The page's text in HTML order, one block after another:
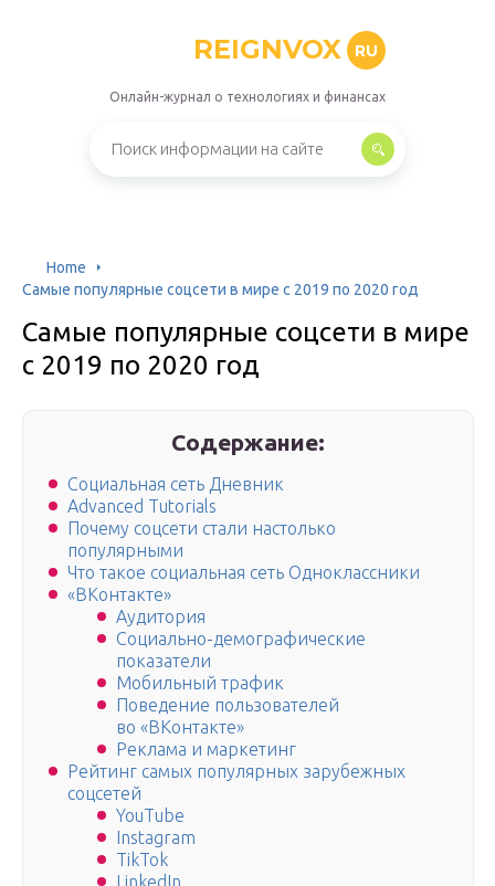
REIGNVOX RU
Онлайн-журнал о технологиях и финансах
Home
Самые популярные соцсети в мире с 2019 по 2020 год
Самые популярные соцсети в мире
с 2019 по 2020 год
Содержание:
Социальная сеть Дневник
Advanced Tutorials
Почему соцсети стали настолько
популярными
Что такое социальная сеть Одноклассники
«ВКонтакте»
Аудитория
Социально-демографические
показатели
Мобильный трафик
Поведение пользователей
во «ВКонтакте»
Реклама и маркетинг
Рейтинг самых популярных зарубежных
соцсетей
YouTube
Instagram
TikTok
LinkedIn